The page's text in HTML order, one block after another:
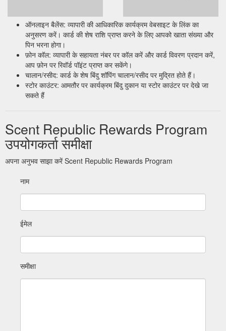
ऑनलाइन बैलेंस: व्यापारी की आधिकारिक कार्यक्रम वेबसाइट के लिंक का
अनुसरण करें। कार्ड की शेष राशि प्राप्त करने के लिए आपको खाता संख्या और
पिन भरना होगा।
फ़ोन कॉल: व्यापारी के सहायता नंबर पर कॉल करें और कार्ड विवरण प्रदान करें,
आप फ़ोन पर रिवॉर्ड पॉइंट प्राप्त कर सकेंगे।
चालान/रसीद: कार्ड के शेष बिंदु शॉपिंग चालान/रसीद पर मुद्रित होते हैं।
स्टोर काउंटर: आमतौर पर कार्यक्रम बिंदु दुकान या स्टोर काउंटर पर देखे जा
सकते हैं
Scent Republic Rewards Program
उपयोगकर्ता समीक्षा
अपना अनुभव साझा करें Scent Republic Rewards Program
नाम
ईमेल
समीक्षा